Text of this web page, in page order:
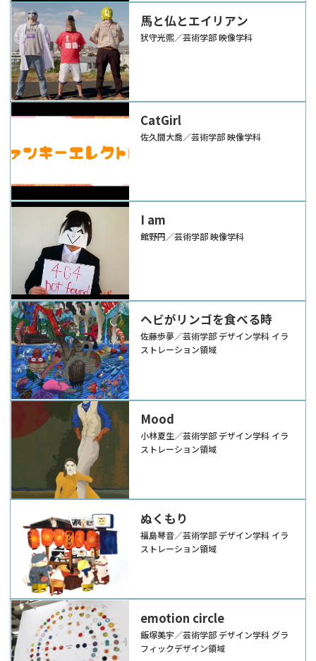
馬と仏とエイリアン
犾守光熙／芸術学部 映像学科
CatGirl
佐久間大喬／芸術学部 映像学科
I am
館野円／芸術学部 映像学科
ヘビがリンゴを食べる時
佐藤歩夢／芸術学部 デザイン学科 イラ
ストレーション領域
Mood
小林夏生／芸術学部 デザイン学科 イラ
ストレーション領域
ぬくもり
福島琴音／芸術学部 デザイン学科 イラ
ストレーション領域
emotion circle
飯塚美宇／芸術学部 デザイン学科 グラ
フィックデザイン領域